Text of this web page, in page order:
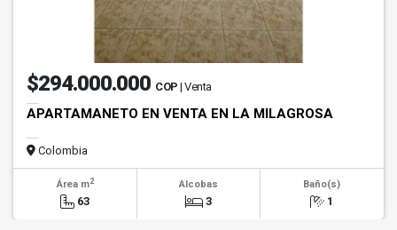
$294.000.000 COP | Venta
APARTAMANETO EN VENTA EN LA MILAGROSA
Colombia
Área m2
63
Alcobas
3
Baño(s)
1